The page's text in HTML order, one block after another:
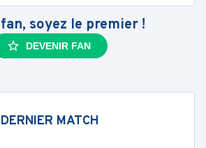
soyez le premier !
DEVENIR FAN
DERNIER MATCH